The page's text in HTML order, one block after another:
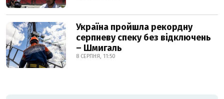
Україна пройшла рекордну
серпневу спеку без відключень
– Шмигаль
8 СЕРПНЯ, 11:50